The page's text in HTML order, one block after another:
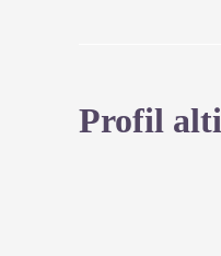
Profil